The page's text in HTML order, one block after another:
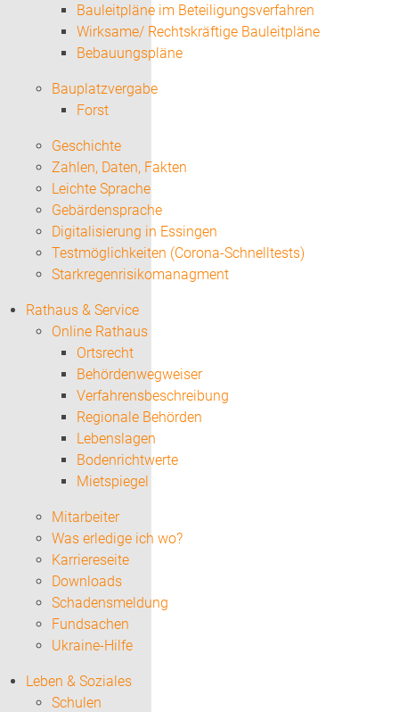
Bauleitpläne im Beteiligungsverfahren
Wirksame/ Rechtskräftige Bauleitpläne
Bebauungspläne
Bauplatzvergabe
Forst
Geschichte
Zahlen, Daten, Fakten
Leichte Sprache
Gebärdensprache
Digitalisierung in Essingen
Testmöglichkeiten (Corona-Schnelltests)
Starkregenrisikomanagment
Rathaus & Service
Online Rathaus
Ortsrecht
Behördenwegweiser
Verfahrensbeschreibung
Regionale Behörden
Lebenslagen
Bodenrichtwerte
Mietspiegel
Mitarbeiter
Was erledige ich wo?
Karriereseite
Downloads
Schadensmeldung
Fundsachen
Ukraine-Hilfe
Leben & Soziales
Schulen